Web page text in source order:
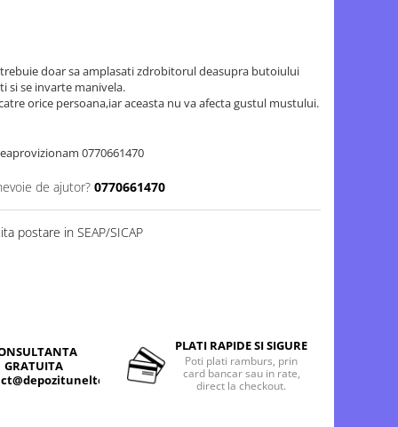
doar sa amplasati zdrobitorul deasupra butoiului
si se invarte manivela.
orice persoana,iar aceasta nu va afecta gustul mustului.
0770661470
de ajutor? 0770661470
postare in SEAP/SICAP
GRATUITA
PLATI RAPIDE SI SIGURE
Poti plati ramburs, prin
card bancar sau in rate,
direct la checkout.